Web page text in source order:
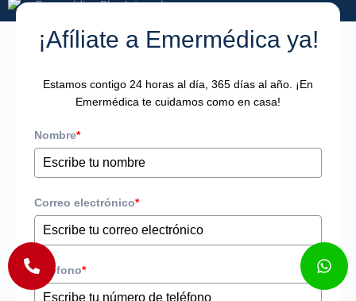
¡Afíliate a Emermédica ya!
Estamos contigo 24 horas al día, 365 días al año. ¡En
Emermédica te cuidamos como en casa!
Nombre*
Correo electrónico*
Teléfono*